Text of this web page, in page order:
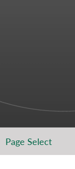
Page Select